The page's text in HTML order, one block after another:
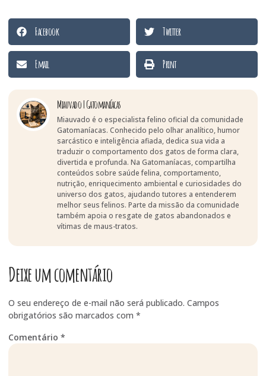
Facebook Twitter
Email Print
Miauvado | Gatomaníacas
Miauvado é o especialista felino oficial da comunidade
Gatomaníacas. Conhecido pelo olhar analítico, humor
sarcástico e inteligência afiada, dedica sua vida a
traduzir o comportamento dos gatos de forma clara,
divertida e profunda. Na Gatomaníacas, compartilha
conteúdos sobre saúde felina, comportamento,
nutrição, enriquecimento ambiental e curiosidades do
universo dos gatos, ajudando tutores a entenderem
melhor seus felinos. Parte da missão da comunidade
também apoia o resgate de gatos abandonados e
vítimas de maus-tratos.
Deixe um comentário
O seu endereço de e-mail não será publicado. Campos
obrigatórios são marcados com *
Comentário *